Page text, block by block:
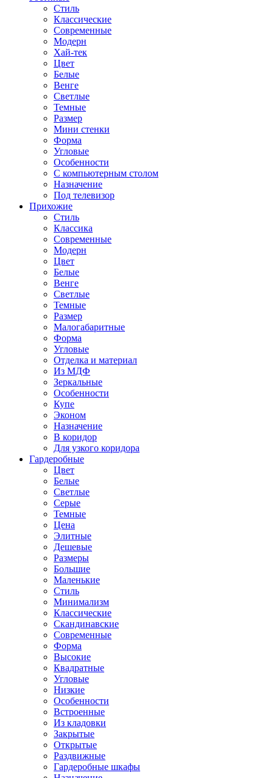
Стиль
Классические
Современные
Модерн
Хай-тек
Цвет
Белые
Венге
Светлые
Темные
Размер
Мини стенки
Форма
Угловые
Особенности
С компьютерным столом
Назначение
Под телевизор
Прихожие
Стиль
Классика
Современные
Модерн
Цвет
Белые
Венге
Светлые
Темные
Размер
Малогабаритные
Форма
Угловые
Отделка и материал
Из МДФ
Зеркальные
Особенности
Купе
Эконом
Назначение
В коридор
Для узкого коридора
Гардеробные
Цвет
Белые
Светлые
Серые
Темные
Цена
Элитные
Дешевые
Размеры
Большие
Маленькие
Стиль
Минимализм
Классические
Скандинавские
Современные
Форма
Высокие
Квадратные
Угловые
Низкие
Особенности
Встроенные
Из кладовки
Закрытые
Открытые
Раздвижные
Гардеробные шкафы